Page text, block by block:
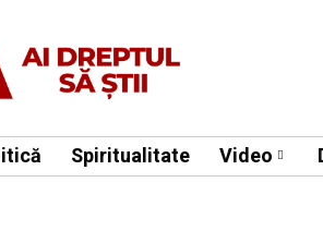
Spiritualitate Video